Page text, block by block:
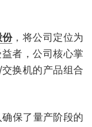
份，将公司定位为
者，公司核心掌
换机的产品组合
确保了量产阶段的